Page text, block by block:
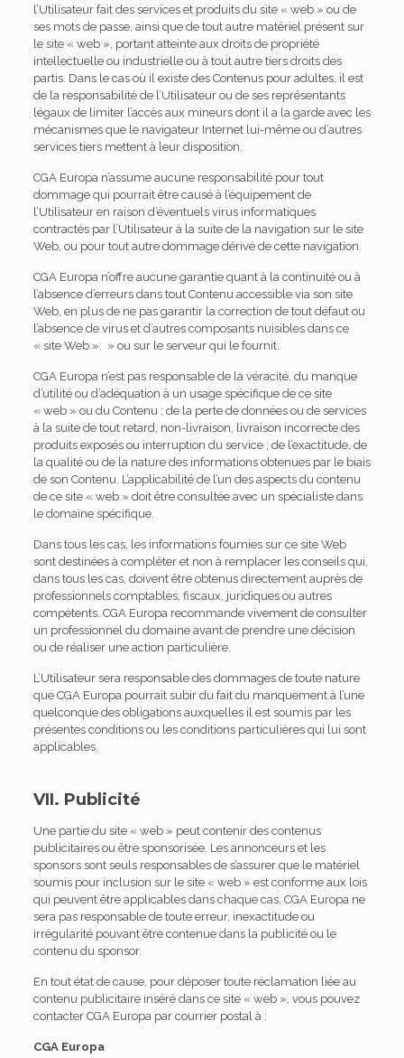
l’Utilisateur fait des services et produits du site « web » ou de
ses mots de passe, ainsi que de tout autre matériel présent sur
le site « web », portant atteinte aux droits de propriété
intellectuelle ou industrielle ou à tout autre tiers droits des
partis. Dans le cas où il existe des Contenus pour adultes, il est
de la responsabilité de l’Utilisateur ou de ses représentants
légaux de limiter l’accès aux mineurs dont il a la garde avec les
mécanismes que le navigateur Internet lui-même ou d’autres
services tiers mettent à leur disposition.
CGA Europa n’assume aucune responsabilité pour tout
dommage qui pourrait être causé à l’équipement de
l’Utilisateur en raison d’éventuels virus informatiques
contractés par l’Utilisateur à la suite de la navigation sur le site
Web, ou pour tout autre dommage dérivé de cette navigation.
CGA Europa n’offre aucune garantie quant à la continuité ou à
l’absence d’erreurs dans tout Contenu accessible via son site
Web, en plus de ne pas garantir la correction de tout défaut ou
l’absence de virus et d’autres composants nuisibles dans ce
« site Web ». » ou sur le serveur qui le fournit.
CGA Europa n’est pas responsable de la véracité, du manque
d’utilité ou d’adéquation à un usage spécifique de ce site
« web » ou du Contenu ; de la perte de données ou de services
à la suite de tout retard, non-livraison, livraison incorrecte des
produits exposés ou interruption du service ; de l’exactitude, de
la qualité ou de la nature des informations obtenues par le biais
de son Contenu. L’applicabilité de l’un des aspects du contenu
de ce site « web » doit être consultée avec un spécialiste dans
le domaine spécifique.
Dans tous les cas, les informations fournies sur ce site Web
sont destinées à compléter et non à remplacer les conseils qui,
dans tous les cas, doivent être obtenus directement auprès de
professionnels comptables, fiscaux, juridiques ou autres
compétents. CGA Europa recommande vivement de consulter
un professionnel du domaine avant de prendre une décision
ou de réaliser une action particulière.
L’Utilisateur sera responsable des dommages de toute nature
que CGA Europa pourrait subir du fait du manquement à l’une
quelconque des obligations auxquelles il est soumis par les
présentes conditions ou les conditions particulières qui lui sont
applicables.
VII. Publicité
Une partie du site « web » peut contenir des contenus
publicitaires ou être sponsorisée. Les annonceurs et les
sponsors sont seuls responsables de s’assurer que le matériel
soumis pour inclusion sur le site « web » est conforme aux lois
qui peuvent être applicables dans chaque cas. CGA Europa ne
sera pas responsable de toute erreur, inexactitude ou
irrégularité pouvant être contenue dans la publicité ou le
contenu du sponsor.
En tout état de cause, pour déposer toute réclamation liée au
contenu publicitaire inséré dans ce site « web », vous pouvez
contacter CGA Europa par courrier postal à :
CGA Europa